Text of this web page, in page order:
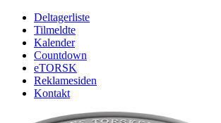
Deltagerliste
Tilmeldte
Kalender
Countdown
eTORSK
Reklamesiden
Kontakt